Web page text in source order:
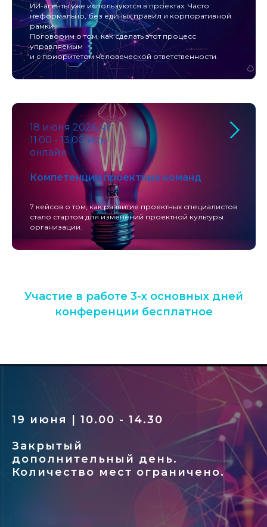
ИИ-агенты уже используются в проектах. Часто
неформально, без единых правил и корпоративной
рамки...
Поговорим о том, как сделать этот процесс
управляемым
и с приоритетом человеческой ответственности.
18 июня 2026, чт
11.00 - 13.00 мск
онлайн
Компетенции проектных команд
7 кейсов о том, как развитие проектных специалистов
стало стартом для изменений проектной культуры
организации.
Участие в работе 3-х основных дней
конференции бесплатное
19 июня | 10.00 - 14.30
Закрытый
дополнительный день.
Количество мест ограничено.